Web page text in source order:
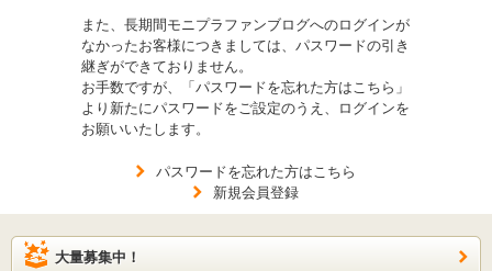
また、長期間モニプラファンブログへのログインが
なかったお客様につきましては、パスワードの引き
継ぎができておりません。
お手数ですが、「パスワードを忘れた方はこちら」
より新たにパスワードをご設定のうえ、ログインを
お願いいたします。
パスワードを忘れた方はこちら
新規会員登録
大量募集中！